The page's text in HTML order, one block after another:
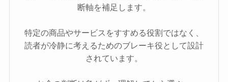
断軸を補足します。
特定の商品やサービスをすすめる役割ではなく、
読者が冷静に考えるためのブレーキ役として設計
されています。